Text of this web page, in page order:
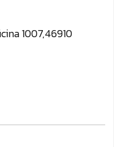
1007,46910